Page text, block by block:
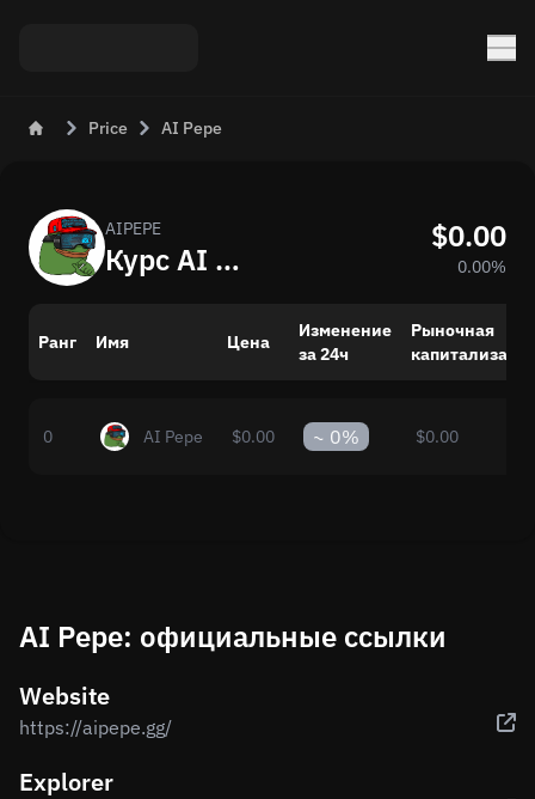
Price AI Pepe
AIPEPE
Курс AI Pepe (AIPEPE) на USD сегодня
$0.00
0.00%
Ранг Имя Цена
Изменение
за 24ч
Рыночная
0 AI Pepe $0.00 ~ 0% $0.00
AI Pepe: официальные ссылки
Website
https://aipepe.gg/
Explorer